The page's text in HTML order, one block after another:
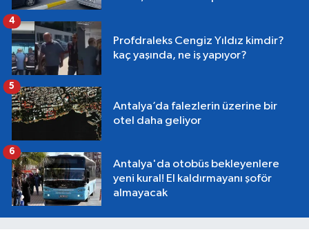
Profdraleks Cengiz Yıldız kimdir?
kaç yaşında, ne iş yapıyor?
4
Antalya’da falezlerin üzerine bir
otel daha geliyor
5
Antalya'da otobüs bekleyenlere
yeni kural! El kaldırmayanı şoför
almayacak
6